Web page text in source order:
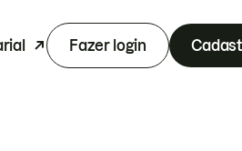
Fazer login